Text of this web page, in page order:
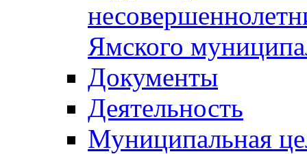
Ямского
Документы
Деятельность
Муниципальная